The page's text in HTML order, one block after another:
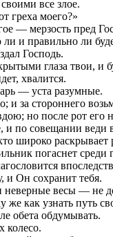
все злое.
греха моего?»
— мерзость пред
и правильно ли
Господь.
глаза твои, и
хвалится.
— уста разумные.
и за стороннего
но после рот его
и по совещании веди
широко раскрывает
погаснет среди
и Он сохранит тебя.
неверные весы — не
же как узнать путь
обета обдумывать.
колесо.